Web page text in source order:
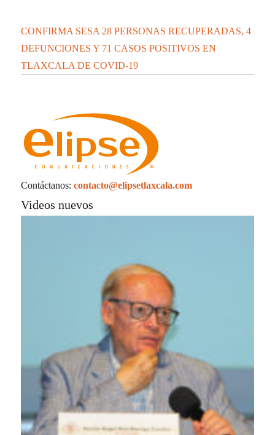
CONFIRMA SESA 28 PERSONAS RECUPERADAS, 4
DEFUNCIONES Y 71 CASOS POSITIVOS EN
TLAXCALA DE COVID-19
Contáctanos: contacto@elipsetlaxcala.com
Videos nuevos